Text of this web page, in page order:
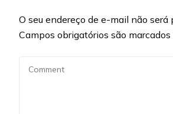
O seu endereço de e-mail não será
Campos obrigatórios são marcados